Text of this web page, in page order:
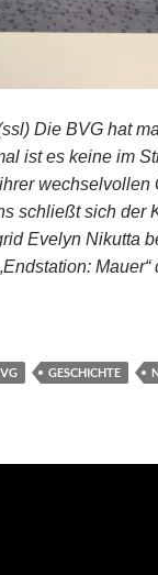
Die BVG hat
ist es keine im
wechselvollen
schließt sich der
Evelyn Nikutta
Mauer“
Bücherregal
GESCHICHTE